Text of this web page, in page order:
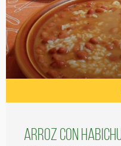
Arroz con